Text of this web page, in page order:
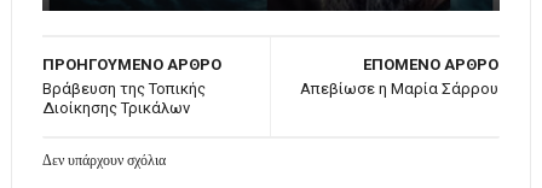
ΕΠΟΜΕΝΟ ΑΡΘΡΟ
Απεβίωσε η Μαρία Σάρρου
ΠΡΟΗΓΟΥΜΕΝΟ ΑΡΘΡΟ
Βράβευση της Τοπικής
Διοίκησης Τρικάλων
Δεν υπάρχουν σχόλια